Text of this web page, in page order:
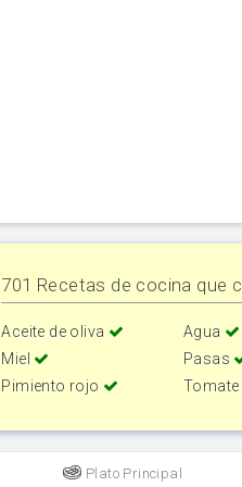
701 Recetas de cocina que
Aceite de oliva Agua
Miel
Pasas
Pimiento rojo
Plato Principal